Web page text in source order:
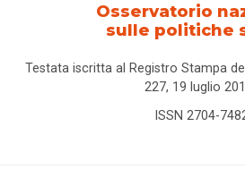
Osservatorio
sulle politiche
Testata iscritta al Registro Stampa
227, 19 luglio
ISSN 2704-